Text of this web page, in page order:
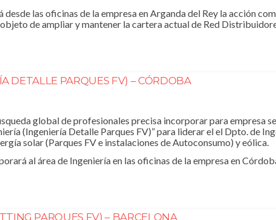
las oficinas de la empresa en Arganda del Rey la acción
de ampliar y mantener la cartera actual de Red
DETALLE PARQUES FV) – CÓRDOBA
global de profesionales precisa incorporar para empresa
(Ingeniería Detalle Parques FV)” para liderar el el Dpto. de
solar (Parques FV e instalaciones de Autoconsumo) y eólica.
al área de Ingeniería en las oficinas de la empresa en
PARQUES FV) – BARCELONA